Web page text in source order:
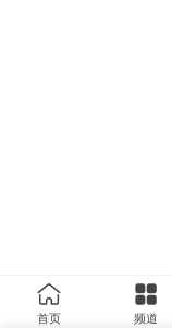
首页 频道